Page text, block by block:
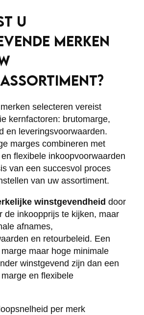
U
MERKEN
selecteren vereist
kernfactoren: brutomarge,
en leveringsvoorwaarden.
marges combineren met
flexibele inkoopvoorwaarden
van een succesvol proces
van uw assortiment.
winstgevendheid door
de inkoopprijs te kijken, maar
afnames,
en retourbeleid. Een
maar hoge minimale
winstgevend zijn dan een
en flexibele
per merk